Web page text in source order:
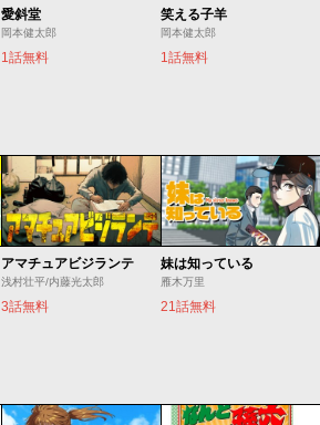
愛斜堂
岡本健太郎
1話無料
笑える子羊
岡本健太郎
1話無料
アマチュアビジランテ
浅村壮平/内藤光太郎
3話無料
妹は知っている
雁木万里
21話無料